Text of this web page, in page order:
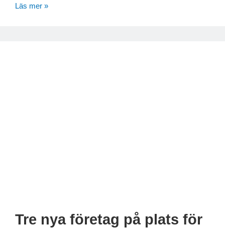
Läs mer »
Tre nya företag på plats för